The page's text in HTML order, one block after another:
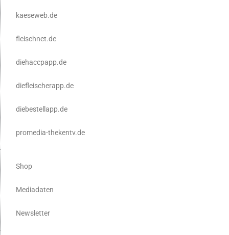
kaeseweb.de
fleischnet.de
diehaccpapp.de
diefleischerapp.de
diebestellapp.de
promedia-thekentv.de
Shop
Mediadaten
Newsletter